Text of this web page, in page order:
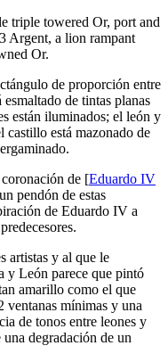
triple towered Or, port and
Argent, a lion rampant
Or.
de proporción entre
de tintas planas
están iluminados; el león y
castillo está mazonado de
de [Eduardo IV
pendón de estas
de Eduardo IV a
artistas y al que le
y León parece que pintó
amarillo como el que
ventanas mínimas y una
de tonos entre leones y
degradación de un